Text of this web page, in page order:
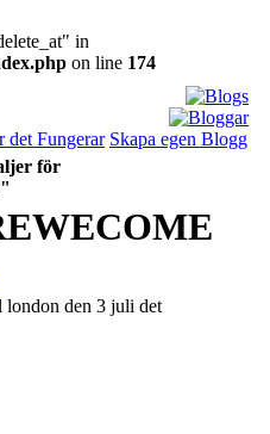
in
on line 174
det Fungerar Skapa egen Blogg
för
den 3 juli det